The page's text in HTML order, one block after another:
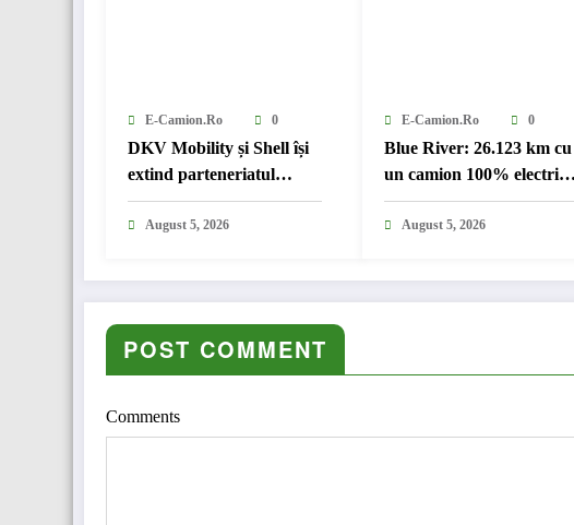
E-Camion.ro 0
DKV Mobility și Shell își
extind parteneriatul
european
August 5, 2026
E-Camion.ro 0
Blue River: 26.123 km cu
un camion 100% electric
în transport internațional
August 5, 2026
POST COMMENT
Comments